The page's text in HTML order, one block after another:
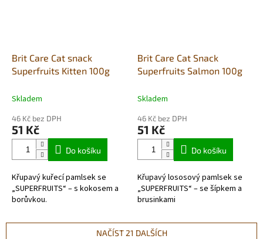
Brit Care Cat snack
Superfruits Kitten 100g
Skladem
46 Kč bez DPH
51 Kč
Do košíku
Křupavý kuřecí pamlsek se
„SUPERFRUITS“ – s kokosem a
borůvkou.
Brit Care Cat Snack
Superfruits Salmon 100g
Skladem
46 Kč bez DPH
51 Kč
Do košíku
Křupavý lososový pamlsek se
„SUPERFRUITS“ – se šípkem a
brusinkami
NAČÍST 21 DALŠÍCH